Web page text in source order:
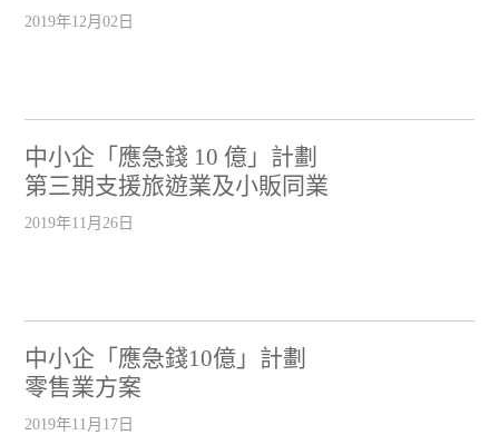
2019年12月02日
中小企「應急錢 10 億」計劃
第三期支援旅遊業及小販同業
2019年11月26日
中小企「應急錢10億」計劃
零售業方案
2019年11月17日